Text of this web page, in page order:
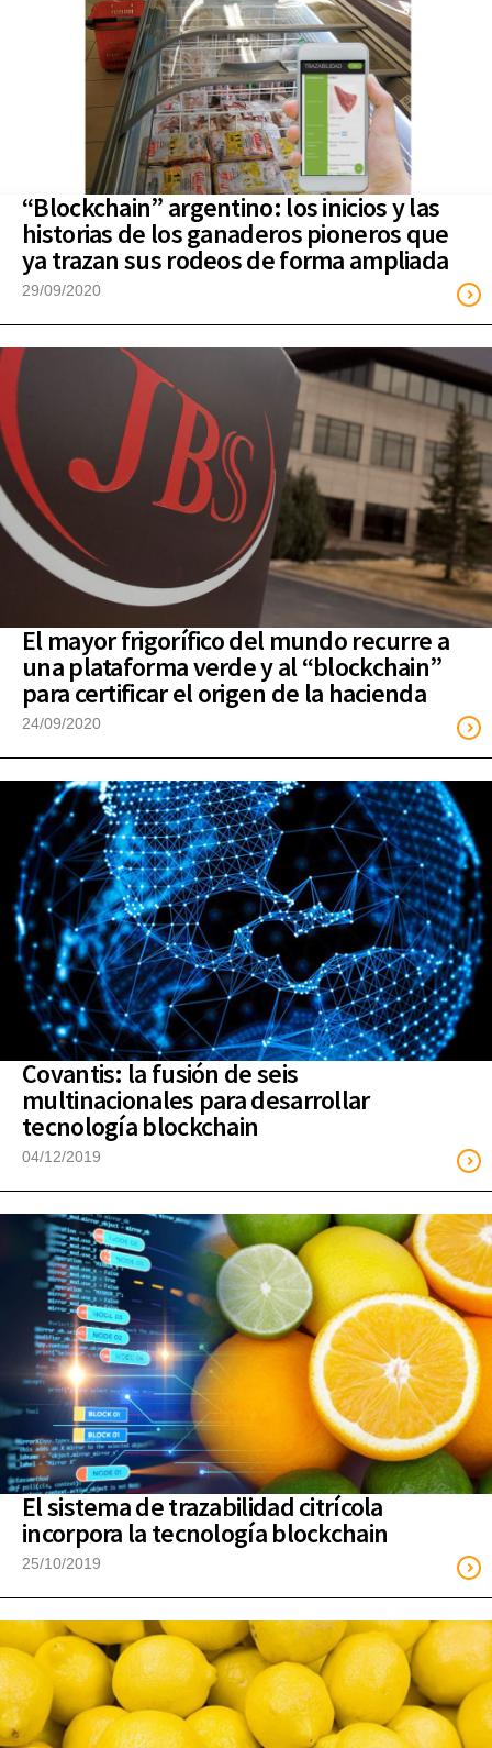
“Blockchain” argentino: los inicios y las
historias de los ganaderos pioneros que
ya trazan sus rodeos de forma ampliada
29/09/2020
El mayor frigorífico del mundo recurre a
una plataforma verde y al “blockchain”
para certificar el origen de la hacienda
24/09/2020
Covantis: la fusión de seis
multinacionales para desarrollar
tecnología blockchain
04/12/2019
El sistema de trazabilidad citrícola
incorpora la tecnología blockchain
25/10/2019